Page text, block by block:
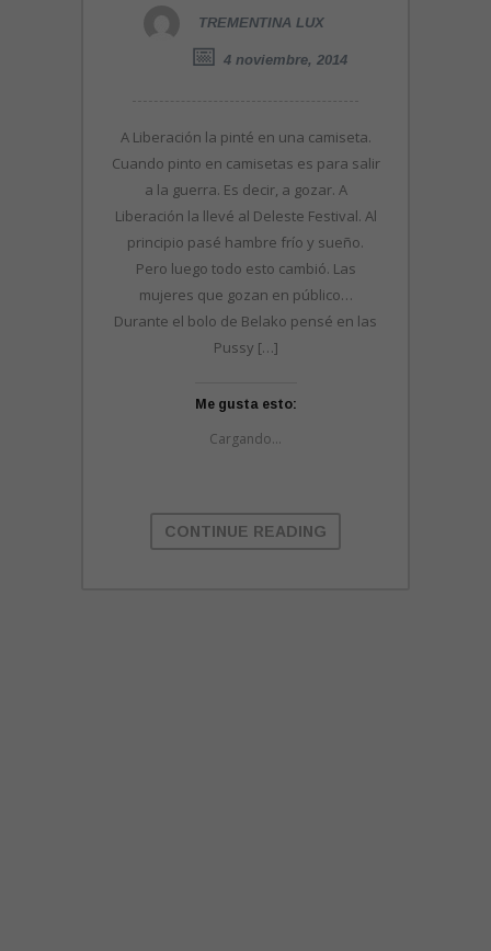
TREMENTINA LUX
4 noviembre, 2014
A Liberación la pinté en una camiseta.
Cuando pinto en camisetas es para salir
a la guerra. Es decir, a gozar. A
Liberación la llevé al Deleste Festival. Al
principio pasé hambre frío y sueño.
Pero luego todo esto cambió. Las
mujeres que gozan en público…
Durante el bolo de Belako pensé en las
Pussy […]
Me gusta esto:
Cargando...
CONTINUE READING